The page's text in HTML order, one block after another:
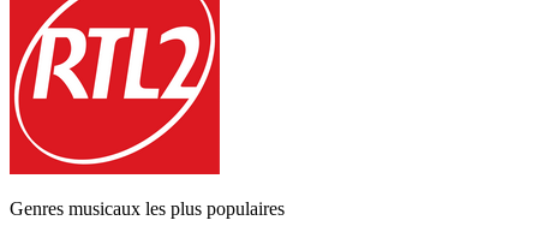
Genres musicaux les plus populaires